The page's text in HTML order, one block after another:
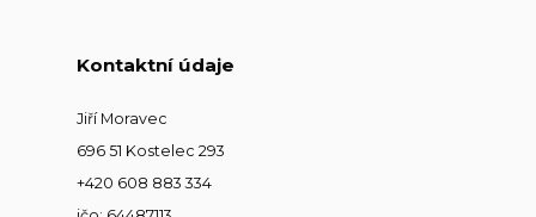
Kontaktní údaje
Jiří Moravec
696 51 Kostelec 293
+420 608 883 334